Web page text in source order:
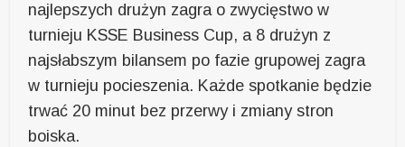
najlepszych drużyn zagra o zwycięstwo w
turnieju KSSE Business Cup, a 8 drużyn z
najsłabszym bilansem po fazie grupowej zagra
w turnieju pocieszenia. Każde spotkanie będzie
trwać 20 minut bez przerwy i zmiany stron
boiska.